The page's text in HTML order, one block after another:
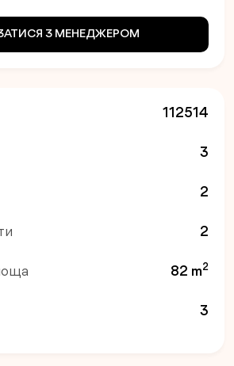
З МЕНЕДЖЕРОМ
112514
3
2
2
82 m2
3